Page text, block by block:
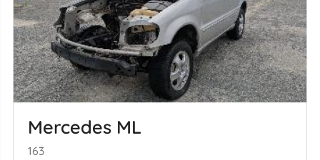
Mercedes ML
163